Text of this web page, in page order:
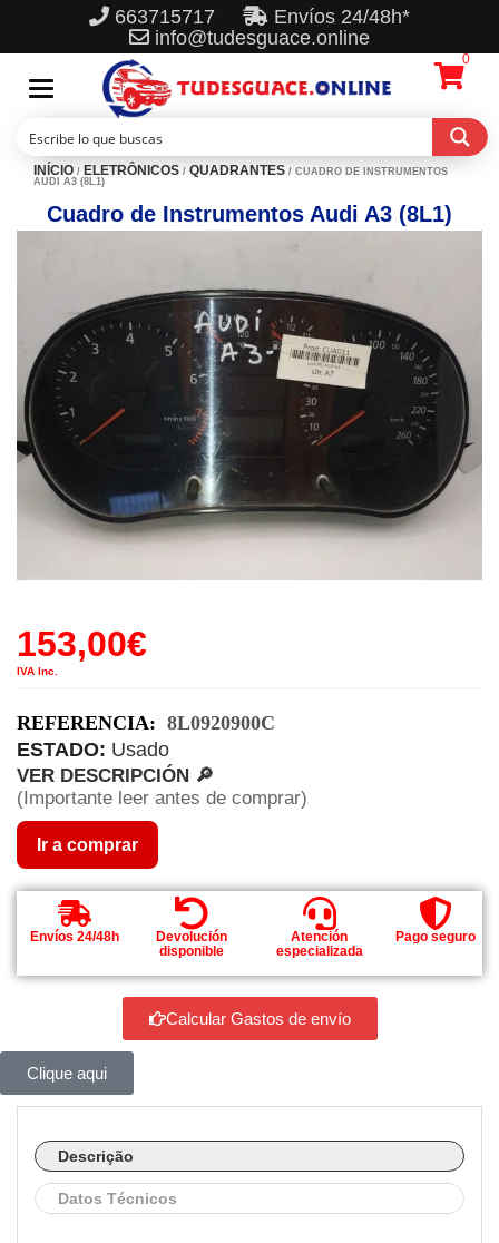
663715717
Envíos 24/48h*
info@tudesguace.online
Toggle
navigation
0
INÍCIO / ELETRÔNICOS / QUADRANTES / CUADRO DE INSTRUMENTOS
AUDI A3 (8L1)
Cuadro de Instrumentos Audi A3 (8L1)
153,00€
IVA Inc.
REFERENCIA: 8L0920900C
ESTADO: Usado
VER DESCRIPCIÓN 🔎
(Importante leer antes de comprar)
Ir a comprar
Envíos 24/48h
Devolución
disponible
Atención
especializada
Pago seguro
Calcular Gastos de envío
Clique aqui
Descrição
Datos Técnicos